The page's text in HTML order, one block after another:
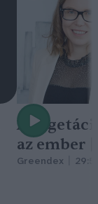
A
az ember
Greendex